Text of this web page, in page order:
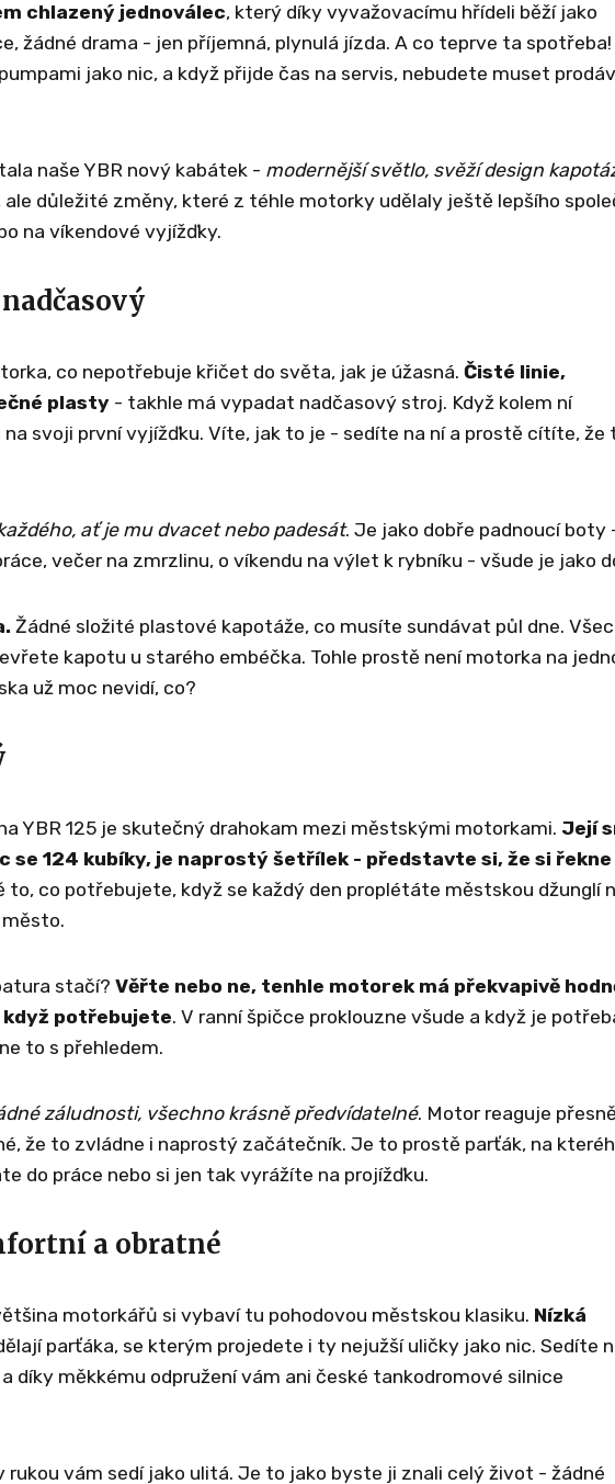
chlazený jednoválec, který díky vyvažovacímu hřídeli běží jako
žádné drama - jen příjemná, plynulá jízda. A co teprve ta spotřeba!
jako nic, a když přijde čas na servis, nebudete muset
naše YBR nový kabátek - modernější světlo, svěží design
ale důležité změny, které z téhle motorky udělaly ještě lepšího
na víkendové vyjížďky.
co nepotřebuje křičet do světa, jak je úžasná. Čisté linie,
plasty - takhle má vypadat nadčasový stroj. Když kolem ní
svoji první vyjížďku. Víte, jak to je - sedíte na ní a prostě cítíte, že
ať je mu dvacet nebo padesát. Je jako dobře padnoucí boty
večer na zmrzlinu, o víkendu na výlet k rybníku - všude je jako
Žádné složité plastové kapotáže, co musíte sundávat půl dne.
kapotu u starého embéčka. Tohle prostě není motorka na
už moc nevidí, co?
YBR 125 je skutečný drahokam mezi městskými motorkami. Její
se 124 kubíky, je naprostý šetřílek - představte si, že si řekne
to, co potřebujete, když se každý den proplétáte městskou džunglí
stačí? Věřte nebo ne, tenhle motorek má překvapivě
když potřebujete. V ranní špičce proklouzne všude a když je
to s přehledem.
záludnosti, všechno krásně předvídatelné. Motor reaguje
že to zvládne i naprostý začátečník. Je to prostě parťák, na
do práce nebo si jen tak vyrážíte na projížďku.
a obratné
motorkářů si vybaví tu pohodovou městskou klasiku. Nízká
parťáka, se kterým projedete i ty nejužší uličky jako nic. Sedíte
díky měkkému odpružení vám ani české tankodromové silnice
rukou vám sedí jako ulitá. Je to jako byste ji znali celý život - žádné